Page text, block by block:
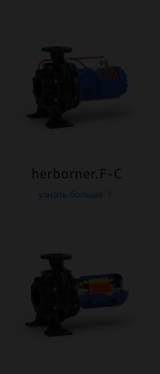
herborner.F-C
узнать больше